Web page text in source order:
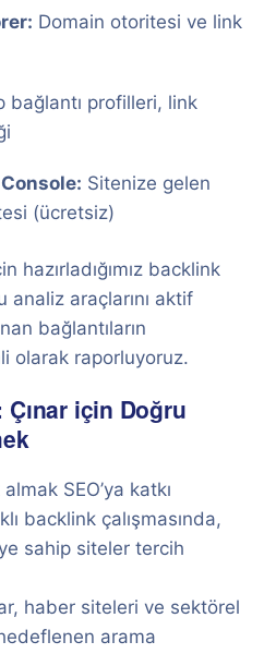
Domain otoritesi ve link
bağlantı profilleri, link
Sitenize gelen
(ücretsiz)
hazırladığımız backlink
araçlarını aktif
bağlantıların
olarak raporluyoruz.
için Doğru
SEO’ya katkı
backlink çalışmasında,
sahip siteler tercih
haber siteleri ve sektörel
arama